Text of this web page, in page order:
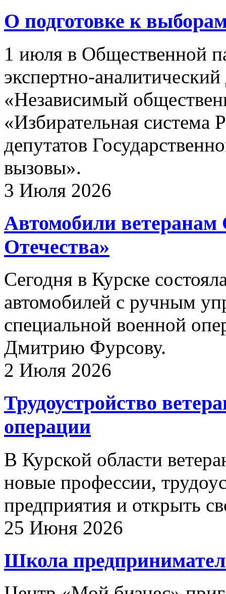
О подготовке к
1 июля в Общественной
экспертно-
«Независимый
«Избирательная система
депутатов
вызовы».
3 Июля 2026
Автомобили
Отечества»
Сегодня в Курске
автомобилей с ручным
специальной военной
Дмитрию Фурсову.
2 Июля 2026
Трудоустройство
операции
В Курской области
новые профессии,
предприятия и открыть
25 Июня 2026
Школа